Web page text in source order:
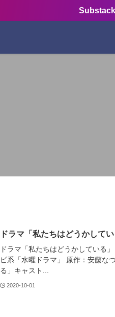
ドラマ「私たちはどうかして
ドラマ「私たちはどうかしている
ビ系「水曜ドラマ」 原作：安藤な
る」キャスト...
2020-10-01